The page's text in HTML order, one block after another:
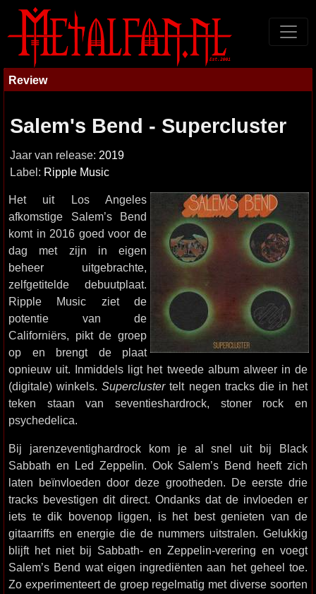
Review
Salem's Bend - Supercluster
Jaar van release: 2019
Label: Ripple Music
Het uit Los Angeles
afkomstige Salem’s Bend
komt in 2016 goed voor de
dag met zijn in eigen
beheer uitgebrachte,
zelfgetitelde debuutplaat.
Ripple Music ziet de
potentie van de
Californiërs, pikt de groep
op en brengt de plaat
opnieuw uit. Inmiddels ligt het tweede album alweer in de
(digitale) winkels.Superclustertelt negen tracks die in het
teken staan van seventieshardrock, stoner rock en
psychedelica.
Bij jarenzeventighardrock kom je al snel uit bij Black
Sabbath en Led Zeppelin. Ook Salem’s Bend heeft zich
laten beïnvloeden door deze grootheden. De eerste drie
tracks bevestigen dit direct. Ondanks dat de invloeden er
iets te dik bovenop liggen, is het best genieten van de
gitaarriffs en energie die de nummers uitstralen. Gelukkig
blijft het niet bij Sabbath- en Zeppelin-verering en voegt
Salem’s Bend wat eigen ingrediënten aan het geheel toe.
Zo experimenteert de groep regelmatig met diverse soorten